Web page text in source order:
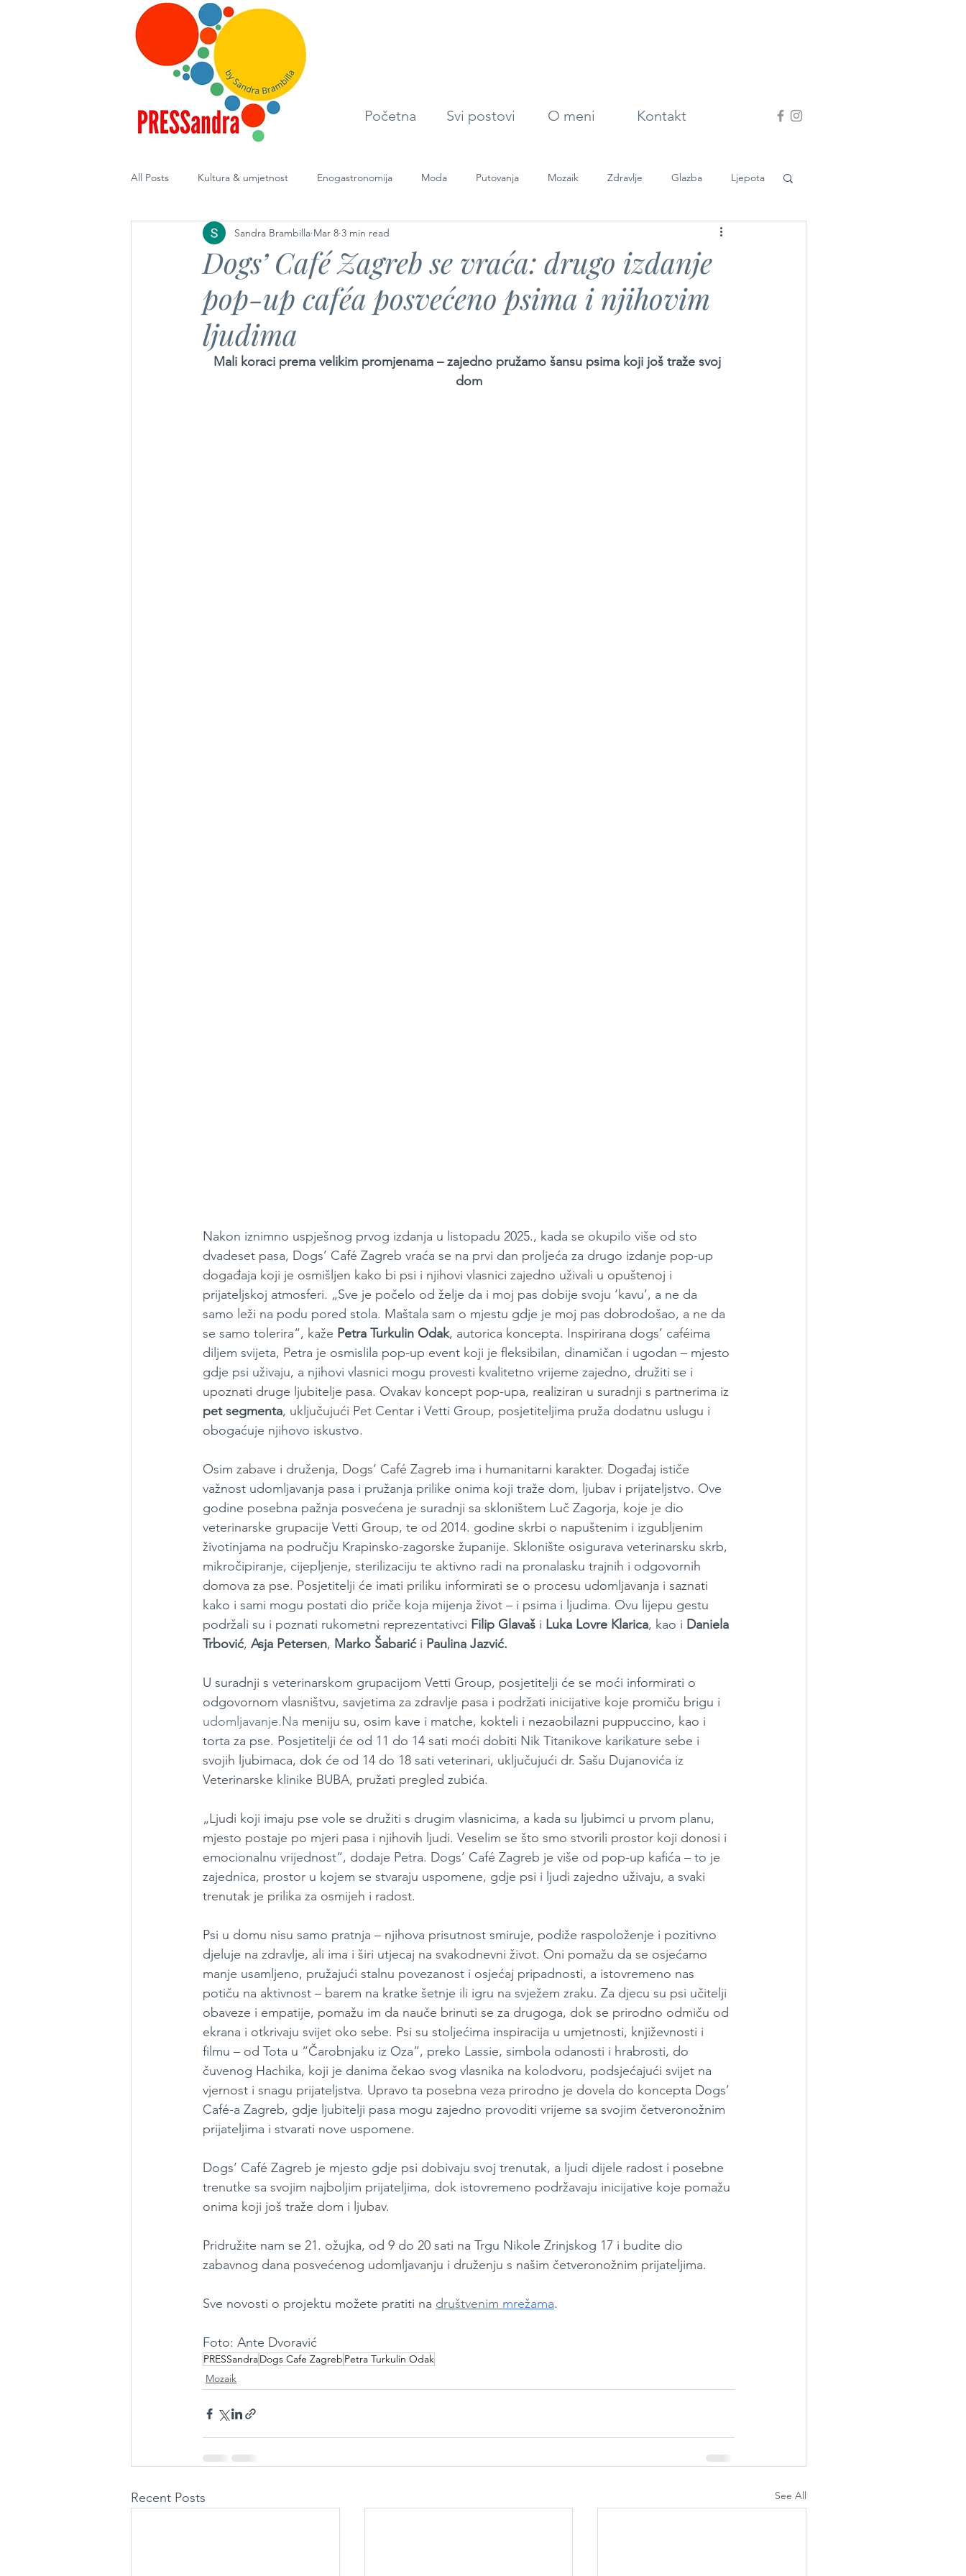
Početna Svi postovi O meni Kontakt
All Posts Kultura & umjetnost Enogastronomija Moda Putovanja Mozaik Zdravlje Glazba Ljepota
Diplomacija
Dogs’ Café Zagreb se vraća: drugo izdanje
pop-up caféa posvećeno psima i njihovim
ljudima
Sandra Brambilla Mar 8 3 min read
Mali koraci prema velikim promjenama – zajedno pružamo šansu psima koji još traže svoj
dom
Nakon iznimno uspješnog prvog izdanja u listopadu 2025., kada se okupilo više od sto
dvadeset pasa, Dogs’ Café Zagreb vraća se na prvi dan proljeća za drugo izdanje pop-up
događaja koji je osmišljen kako bi psi i njihovi vlasnici zajedno uživali u opuštenoj i
prijateljskoj atmosferi. „Sve je počelo od želje da i moj pas dobije svoju ‘kavu’, a ne da
samo leži na podu pored stola. Maštala sam o mjestu gdje je moj pas dobrodošao, a ne da
se samo tolerira“, kaže Petra Turkulin Odak, autorica koncepta. Inspirirana dogs’ caféima
diljem svijeta, Petra je osmislila pop-up event koji je fleksibilan, dinamičan i ugodan – mjesto
gdje psi uživaju, a njihovi vlasnici mogu provesti kvalitetno vrijeme zajedno, družiti se i
upoznati druge ljubitelje pasa. Ovakav koncept pop-upa, realiziran u suradnji s partnerima iz
pet segmenta, uključujući Pet Centar i Vetti Group, posjetiteljima pruža dodatnu uslugu i
obogaćuje njihovo iskustvo.
Osim zabave i druženja, Dogs’ Café Zagreb ima i humanitarni karakter. Događaj ističe
važnost udomljavanja pasa i pružanja prilike onima koji traže dom, ljubav i prijateljstvo. Ove
godine posebna pažnja posvećena je suradnji sa skloništem Luč Zagorja, koje je dio
veterinarske grupacije Vetti Group, te od 2014. godine skrbi o napuštenim i izgubljenim
životinjama na području Krapinsko-zagorske županije. Sklonište osigurava veterinarsku skrb,
mikročipiranje, cijepljenje, sterilizaciju te aktivno radi na pronalasku trajnih i odgovornih
domova za pse. Posjetitelji će imati priliku informirati se o procesu udomljavanja i saznati
kako i sami mogu postati dio priče koja mijenja život – i psima i ljudima. Ovu lijepu gestu
podržali su i poznati rukometni reprezentativci Filip Glavaš i Luka Lovre Klarica, kao i Daniela
Trbović, Asja Petersen, Marko Šabarić i Paulina Jazvić.
U suradnji s veterinarskom grupacijom Vetti Group, posjetitelji će se moći informirati o
odgovornom vlasništvu, savjetima za zdravlje pasa i podržati inicijative koje promiču brigu i
udomljavanje.Na meniju su, osim kave i matche, kokteli i nezaobilazni puppuccino, kao i
torta za pse. Posjetitelji će od 11 do 14 sati moći dobiti Nik Titanikove karikature sebe i
svojih ljubimaca, dok će od 14 do 18 sati veterinari, uključujući dr. Sašu Dujanovića iz
Veterinarske klinike BUBA, pružati pregled zubića.
„Ljudi koji imaju pse vole se družiti s drugim vlasnicima, a kada su ljubimci u prvom planu,
mjesto postaje po mjeri pasa i njihovih ljudi. Veselim se što smo stvorili prostor koji donosi i
emocionalnu vrijednost“, dodaje Petra. Dogs’ Café Zagreb je više od pop-up kafića – to je
zajednica, prostor u kojem se stvaraju uspomene, gdje psi i ljudi zajedno uživaju, a svaki
trenutak je prilika za osmijeh i radost.
Psi u domu nisu samo pratnja – njihova prisutnost smiruje, podiže raspoloženje i pozitivno
djeluje na zdravlje, ali ima i širi utjecaj na svakodnevni život. Oni pomažu da se osjećamo
manje usamljeno, pružajući stalnu povezanost i osjećaj pripadnosti, a istovremeno nas
potiču na aktivnost – barem na kratke šetnje ili igru na svježem zraku. Za djecu su psi učitelji
obaveze i empatije, pomažu im da nauče brinuti se za drugoga, dok se prirodno odmiču od
ekrana i otkrivaju svijet oko sebe. Psi su stoljećima inspiracija u umjetnosti, književnosti i
filmu – od Tota u “Čarobnjaku iz Oza”, preko Lassie, simbola odanosti i hrabrosti, do
čuvenog Hachika, koji je danima čekao svog vlasnika na kolodvoru, podsjećajući svijet na
vjernost i snagu prijateljstva. Upravo ta posebna veza prirodno je dovela do koncepta Dogs’
Café-a Zagreb, gdje ljubitelji pasa mogu zajedno provoditi vrijeme sa svojim četveronožnim
prijateljima i stvarati nove uspomene.
Dogs’ Café Zagreb je mjesto gdje psi dobivaju svoj trenutak, a ljudi dijele radost i posebne
trenutke sa svojim najboljim prijateljima, dok istovremeno podržavaju inicijative koje pomažu
onima koji još traže dom i ljubav.
Pridružite nam se 21. ožujka, od 9 do 20 sati na Trgu Nikole Zrinjskog 17 i budite dio
zabavnog dana posvećenog udomljavanju i druženju s našim četveronožnim prijateljima.
Sve novosti o projektu možete pratiti na društvenim mrežama.
Foto: Ante Dvoravić
PRESSandraDogs Cafe Zagreb Petra Turkulin Odak
Mozaik
Recent Posts See All